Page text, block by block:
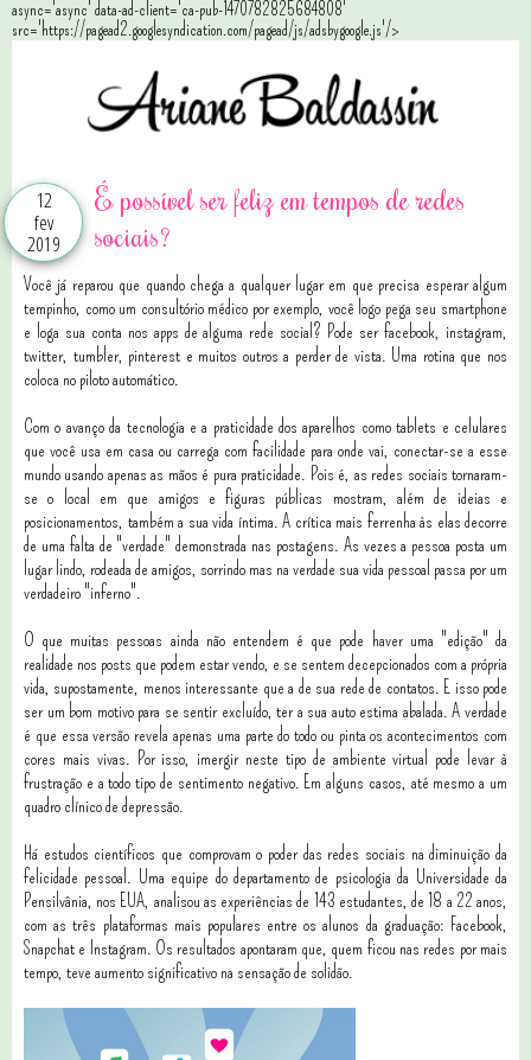
async='async' data-ad-client='ca-pub-1470782825684808'
src='https://pagead2.googlesyndication.com/pagead/js/adsbygoogle.js'/>
12
fev
2019
É possível ser feliz em tempos de redes
sociais?
Você já reparou que quando chega a qualquer lugar em que precisa esperar algum
tempinho, como um consultório médico por exemplo, você logo pega seu smartphone
e loga sua conta nos apps de alguma rede social? Pode ser facebook, instagram,
twitter, tumbler, pinterest e muitos outros a perder de vista. Uma rotina que nos
coloca no piloto automático.
Com o avanço da tecnologia e a praticidade dos aparelhos como tablets e celulares
que você usa em casa ou carrega com facilidade para onde vai, conectar-se a esse
mundo usando apenas as mãos é pura praticidade. Pois é, as redes sociais tornaram-
se o local em que amigos e figuras públicas mostram, além de ideias e
posicionamentos, também a sua vida íntima. A crítica mais ferrenha às elas decorre
de uma falta de "verdade" demonstrada nas postagens. As vezes a pessoa posta um
lugar lindo, rodeada de amigos, sorrindo mas na verdade sua vida pessoal passa por um
verdadeiro "inferno".
O que muitas pessoas ainda não entendem é que pode haver uma "edição" da
realidade nos posts que podem estar vendo, e se sentem decepcionados com a própria
vida, supostamente, menos interessante que a de sua rede de contatos. E isso pode
ser um bom motivo para se sentir excluído, ter a sua auto estima abalada. A verdade
é que essa versão revela apenas uma parte do todo ou pinta os acontecimentos com
cores mais vivas. Por isso, imergir neste tipo de ambiente virtual pode levar à
frustração e a todo tipo de sentimento negativo. Em alguns casos, até mesmo a um
quadro clínico de depressão.
Há estudos científicos que comprovam o poder das redes sociais na diminuição da
felicidade pessoal. Uma equipe do departamento de psicologia da Universidade da
Pensilvânia, nos EUA, analisou as experiências de 143 estudantes, de 18 a 22 anos,
com as três plataformas mais populares entre os alunos da graduação: Facebook,
Snapchat e Instagram. Os resultados apontaram que, quem ficou nas redes por mais
tempo, teve aumento significativo na sensação de solidão.